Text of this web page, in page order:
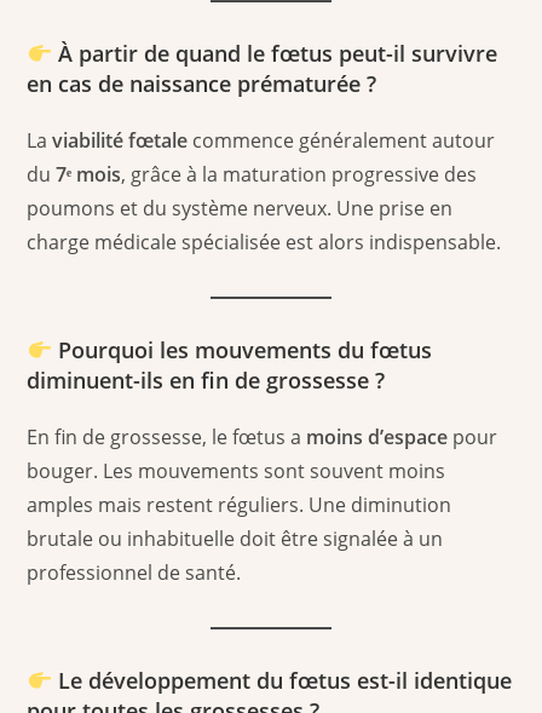
À partir de quand le fœtus peut-il survivre
en cas de naissance prématurée ?
Laviabilité fœtale commence généralement autour
du7ᵉ mois, grâce à la maturation progressive des
poumons et du système nerveux. Une prise en
charge médicale spécialisée est alors indispensable.
Pourquoi les mouvements du fœtus
diminuent-ils en fin de grossesse ?
En fin de grossesse, le fœtus a moins d’espace pour
bouger. Les mouvements sont souvent moins
amples mais restent réguliers. Une diminution
brutale ou inhabituelle doit être signalée à un
professionnel de santé.
Le développement du fœtus est-il identique